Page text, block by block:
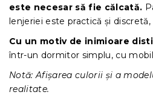
este necesar să fie călcată.
lenjeriei este practică și
Cu un motiv de inimioare
într-un dormitor simplu, cu
Notă: Afișarea culorii și a
realitate.